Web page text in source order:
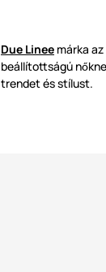
Due Linee márka
beállítottságú nő
trendet és stílust.